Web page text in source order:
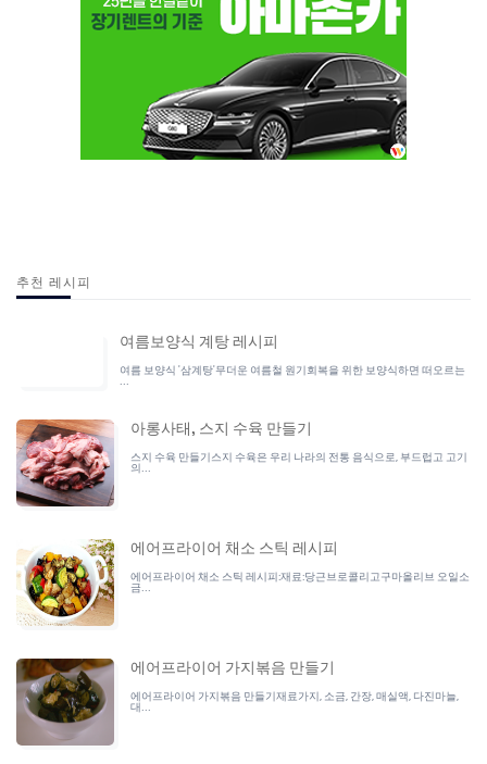
추천 레시피
여름보양식 계탕 레시피
여름 보양식 '삼계탕'무더운 여름철 원기회복을 위한 보양식하면 떠오르는
아롱사태, 스지 수육 만들기
스지 수육 만들기스지 수육은 우리 나라의 전통 음식으로, 부드럽고 고기
의...
에어프라이어 채소 스틱 레시피
에어프라이어 채소 스틱 레시피:재료:당근브로콜리고구마올리브 오일소
금...
에어프라이어 가지볶음 만들기
에어프라이어 가지볶음 만들기재료가지, 소금, 간장, 매실액, 다진마늘,
대...